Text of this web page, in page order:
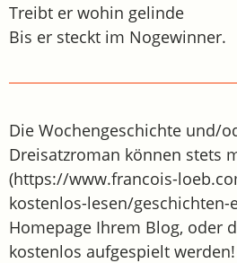
Treibt er wohin gelinde
Bis er steckt im Nogewinner.
Die Wochengeschichte und/
Dreisatzroman können stets
(https://www.francois-
kostenlos-lesen/
Homepage Ihrem Blog, oder
kostenlos aufgespielt werden!